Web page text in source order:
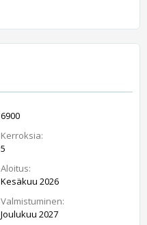
6900
Kerroksia:
5
Aloitus:
Kesäkuu 2026
Valmistuminen:
Joulukuu 2027